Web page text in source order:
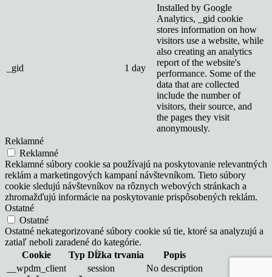
_gid 1 day
Installed by Google
Analytics, _gid cookie
stores information on how
visitors use a website, while
also creating an analytics
report of the website's
performance. Some of the
data that are collected
include the number of
visitors, their source, and
the pages they visit
anonymously.
Reklamné
Reklamné
Reklamné súbory cookie sa používajú na poskytovanie relevantných
reklám a marketingových kampaní návštevníkom. Tieto súbory
cookie sledujú návštevníkov na rôznych webových stránkach a
zhromažďujú informácie na poskytovanie prispôsobených reklám.
Ostatné
Ostatné
Ostatné nekategorizované súbory cookie sú tie, ktoré sa analyzujú a
zatiaľ neboli zaradené do kategórie.
Cookie
Typ Dĺžka trvania
Popis
__wpdm_client
session
No description